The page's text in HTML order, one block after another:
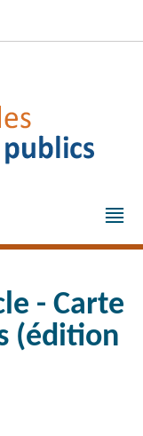
- Carte
(édition